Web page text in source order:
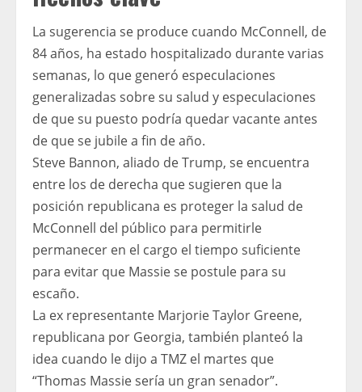
La sugerencia se produce cuando McConnell, de
84 años, ha estado hospitalizado durante varias
semanas, lo que generó especulaciones
generalizadas sobre su salud y especulaciones
de que su puesto podría quedar vacante antes
de que se jubile a fin de año.
Steve Bannon, aliado de Trump, se encuentra
entre los de derecha que sugieren que la
posición republicana es proteger la salud de
McConnell del público para permitirle
permanecer en el cargo el tiempo suficiente
para evitar que Massie se postule para su
escaño.
La ex representante Marjorie Taylor Greene,
republicana por Georgia, también planteó la
idea cuando le dijo a TMZ el martes que
“Thomas Massie sería un gran senador”.